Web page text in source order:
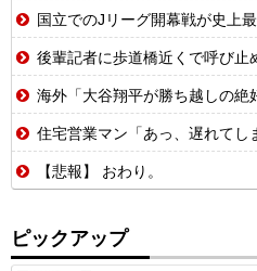
国立でのJリーグ開幕戦が史上最多6万3960人の観客
後輩記者に歩道橋近くで呼び止められた元毎日新聞記者、「元
海外「大谷翔平が勝ち越しの絶
住宅営業マン「あっ、遅れてしまってすみませ～ん(笑)
【悲報】 おわり。
ピックアップ